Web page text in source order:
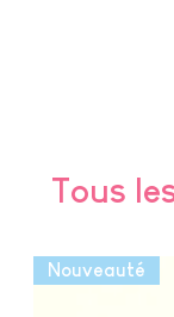
Tous
Nouveauté